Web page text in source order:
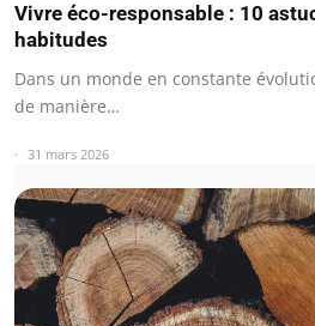
Vivre éco-responsable : 10
habitudes
Dans un monde en constante
de manière…
31 mars 2026